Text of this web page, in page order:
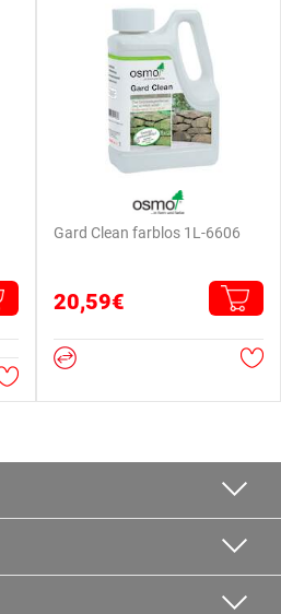
Gard Clean farblos 1L-6606
20,59€